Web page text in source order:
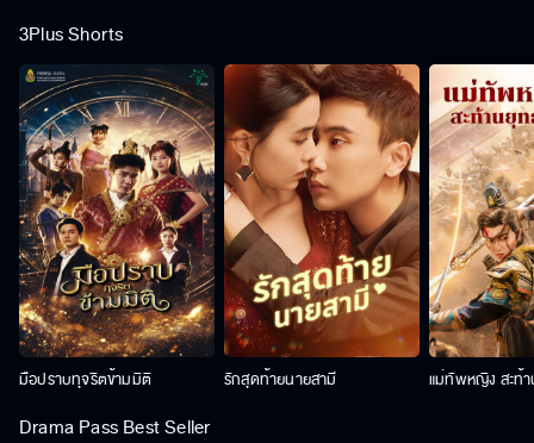
3Plus Shorts
มือปราบทุจริตข้ามมิติ รักสุดท้ายนายสามี แม่ทัพหญิง สะท้
Drama Pass Best Seller